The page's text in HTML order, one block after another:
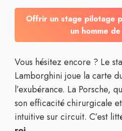
Offrir un stage pilotage
un homme
Vous hésitez encore ? Le
Lamborghini joue la carte
l’exubérance. La Porsche,
son efficacité chirurgicale
intuitive sur circuit. C’est